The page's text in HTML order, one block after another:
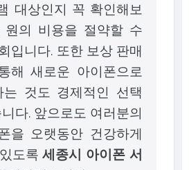
대상인지 꼭 확인해보
원의 비용을 절약할 수
입니다. 또한 보상 판매
해 새로운 아이폰으로
는 것도 경제적인 선택
다. 앞으로도 여러분의
을 오랫동안 건강하게
도록세종시 아이폰 서